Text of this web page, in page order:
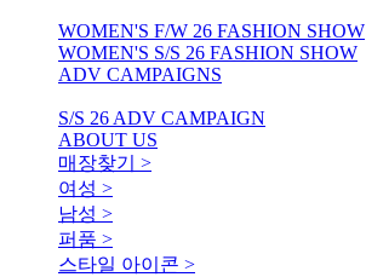
WOMEN'S F/W 26 FASHION SHOW
WOMEN'S S/S 26 FASHION SHOW
ADV CAMPAIGNS
S/S 26 ADV CAMPAIGN
ABOUT US
매장찾기 >
여성 >
남성 >
퍼품 >
스타일 아이콘 >